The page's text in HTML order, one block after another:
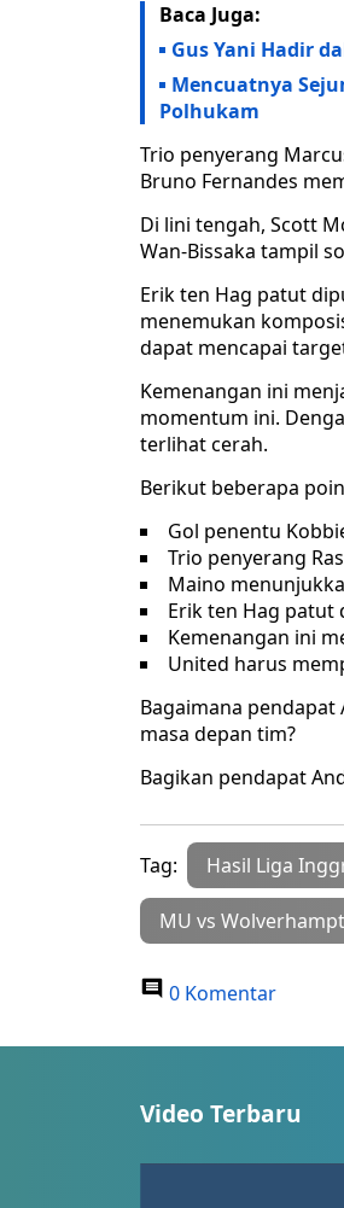
Baca Juga:
Gus Yani Hadir
Mencuatnya
Polhukam
Trio penyerang
Bruno Fernandes
Di lini tengah, Scott
Wan-Bissaka tampil
Erik ten Hag patut
menemukan
dapat mencapai
Kemenangan ini
momentum ini.
terlihat cerah.
Berikut beberapa
Gol penentu
Trio penyerang
Maino
Erik ten Hag patut
Kemenangan ini
United harus
Bagaimana
masa depan tim?
Bagikan pendapat
Tag: Hasil Liga
MU vs
0 Komentar
Video Terbaru